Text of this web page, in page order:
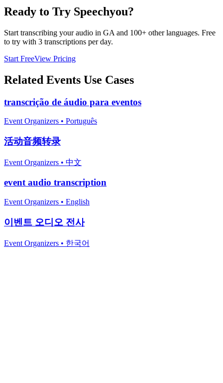
Ready to Try Speechyou?
Start transcribing your audio in GA and 100+ other languages. Free
to try with 3 transcriptions per day.
Start FreeView Pricing
Related Events Use Cases
transcrição de áudio para eventos
Event Organizers • Português
活动音频转录
Event Organizers • 中文
event audio transcription
Event Organizers • English
이벤트 오디오 전사
Event Organizers • 한국어